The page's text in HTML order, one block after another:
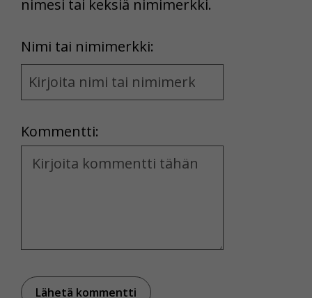
nimesi tai keksiä nimimerkki.
Nimi tai nimimerkki:
Name
and
Kommentti:
Kommentti